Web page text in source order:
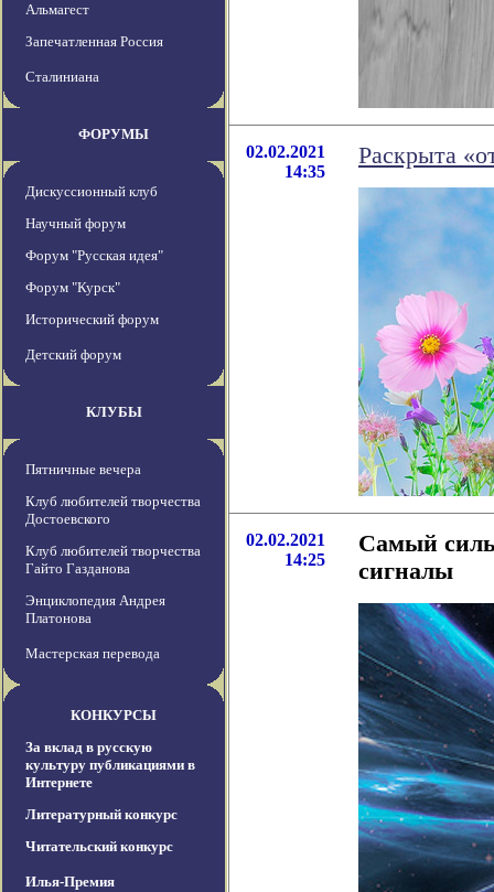
Альмагест
Запечатленная Россия
Сталиниана
ФОРУМЫ
Дискуссионный клуб
Научный форум
Форум "Русская идея"
Форум "Курск"
Исторический форум
Детский форум
КЛУБЫ
Пятничные вечера
Клуб любителей творчества
Достоевского
Клуб любителей творчества
Гайто Газданова
Энциклопедия Андрея
Платонова
Мастерская перевода
КОНКУРСЫ
За вклад в русскую
культуру публикациями в
Интернете
Литературный конкурс
Читательский конкурс
Илья-Премия
02.02.2021
14:35
Раскрыта
02.02.2021
14:25
Самый
сигналы